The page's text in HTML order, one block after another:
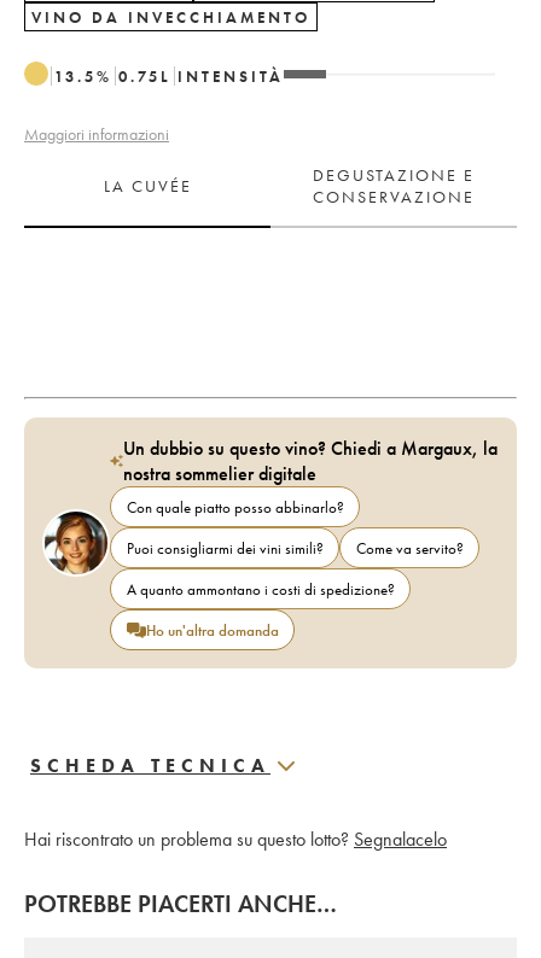
VINO DA INVECCHIAMENTO
13.5% 0.75 L INTENSITÀ
Maggiori informazioni
LA CUVÉE
DEGUSTAZIONE E
CONSERVAZIONE
Un dubbio su questo vino? Chiedi a Margaux, la
nostra sommelier digitale
Con quale piatto posso abbinarlo?
Puoi consigliarmi dei vini simili?
Come va servito?
A quanto ammontano i costi di spedizione?
Ho un'altra domanda
SCHEDA TECNICA
Hai riscontrato un problema su questo lotto? Segnalacelo
POTREBBE PIACERTI ANCHE…